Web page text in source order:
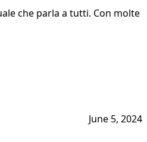
che parla a tutti. Con molte
June 5, 2024